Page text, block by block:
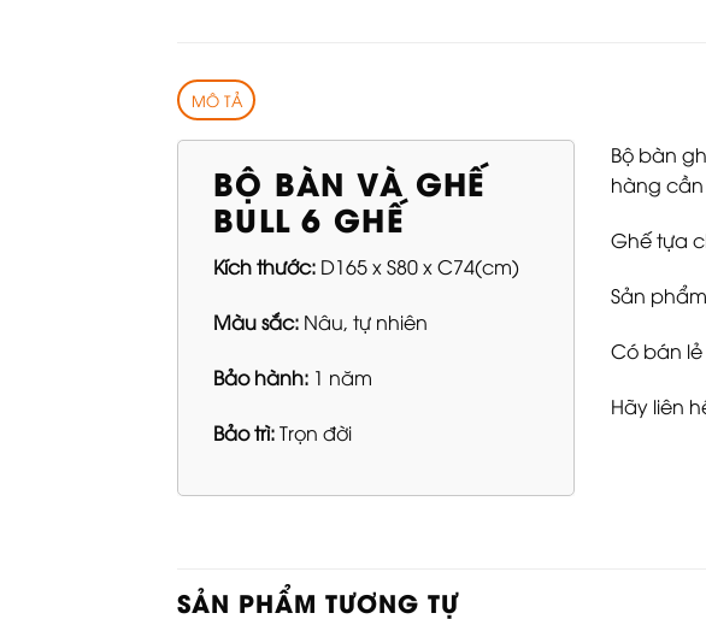
MÔ TẢ
BỘ BÀN VÀ GHẾ
BULL 6 GHẾ
Kích thước: D165 x S80 x C74(cm)
Màu sắc: Nâu, tự nhiên
Bảo hành: 1 năm
Bảo trì:Trọn đời
Bộ bàn
hàng cần
Ghế tựa
Sản
Có bán
Hãy liên
SẢN PHẨM TƯƠNG TỰ